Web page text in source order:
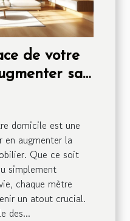
de votre
sa
domicile est une
en augmenter la
Que ce soit
simplement
chaque mètre
un atout crucial.
des...